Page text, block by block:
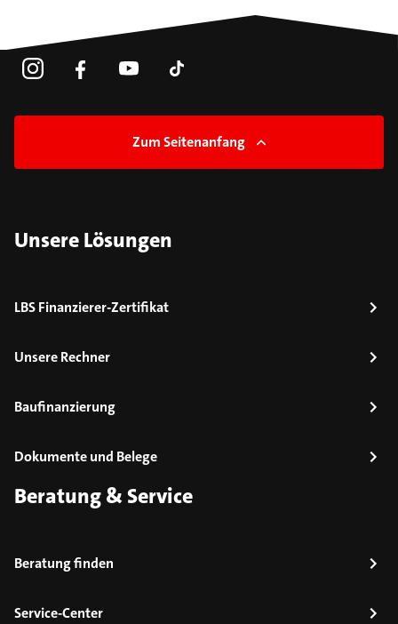
Zum Seitenanfang
Unsere Lösungen
LBS Finanzierer-Zertifikat
Unsere Rechner
Baufinanzierung
Dokumente und Belege
Beratung & Service
Beratung finden
Service-Center